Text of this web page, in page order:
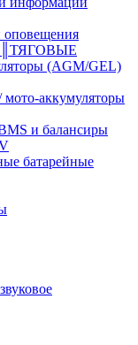
оповещения
(AGM/GEL)
мото-аккумуляторы
и балансиры
батарейные